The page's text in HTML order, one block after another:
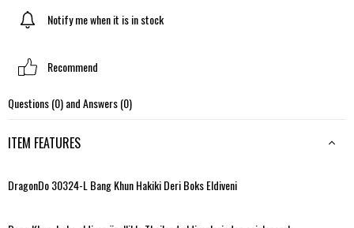
Notify me when it is in stock
Recommend
Questions (0) and Answers (0)
ITEM FEATURES
DragonDo 30324-L Bang Khun Hakiki Deri Boks Eldiveni